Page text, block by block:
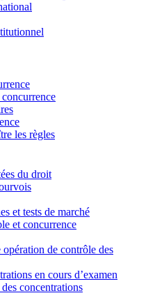
les règles
du droit
et tests de marché
et concurrence
de contrôle des
en cours d’examen
concentrations